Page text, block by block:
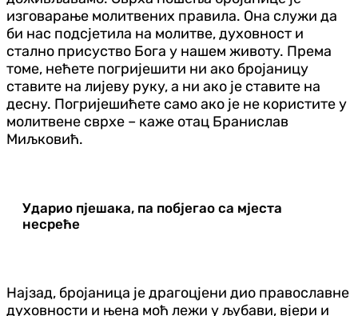
изговарање молитвених правила. Она служи да
би нас подсјетила на молитве, духовност и
стално присуство Бога у нашем животу. Према
томе, нећете погријешити ни ако бројаницу
ставите на лијеву руку, а ни ако је ставите на
десну. Погријешићете само ако је не користите у
молитвене сврхе – каже отац Бранислав
Миљковић.
Ударио пјешака, па побјегао са мјеста
несреће
Најзад, бројаница је драгоцјени дио православне
духовности и њена моћ лежи у љубави, вјери и